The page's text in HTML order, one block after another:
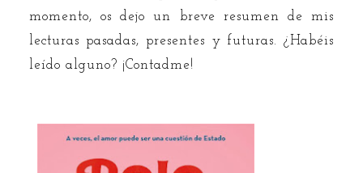
momento, os dejo un breve resumen de mis
lecturas pasadas, presentes y futuras. ¿Habéis
leído alguno? ¡Contadme!